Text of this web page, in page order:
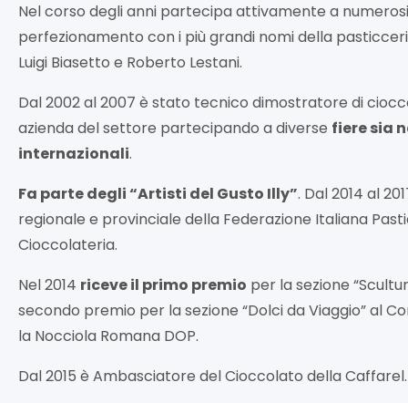
Nel corso degli anni partecipa attivamente a
perfezionamento con i più grandi nomi della
Luigi Biasetto e Roberto Lestani.
Dal 2002 al 2007 è stato tecnico dimostratore di
azienda del settore partecipando a diverse fiere sia
internazionali.
Fa parte degli “Artisti del Gusto Illy”. Dal 2014 al
regionale e provinciale della Federazione Italiana
Cioccolateria.
Nel 2014 riceve il primo premio per la sezione
secondo premio per la sezione “Dolci da Viaggio” al
la Nocciola Romana DOP.
Dal 2015 è Ambasciatore del Cioccolato della Caffarel.